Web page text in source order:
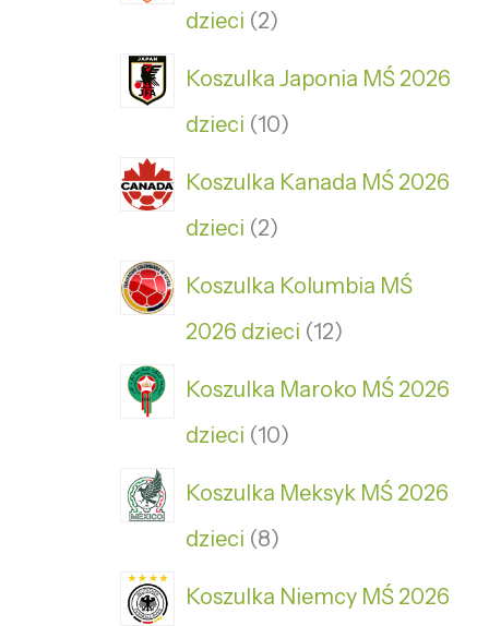
dzieci 2
Koszulka Japonia MŚ 2026
dzieci 10
Koszulka Kanada MŚ 2026
dzieci 2
Koszulka Kolumbia MŚ
2026 dzieci 12
Koszulka Maroko MŚ 2026
dzieci 10
Koszulka Meksyk MŚ 2026
dzieci 8
Koszulka Niemcy MŚ 2026